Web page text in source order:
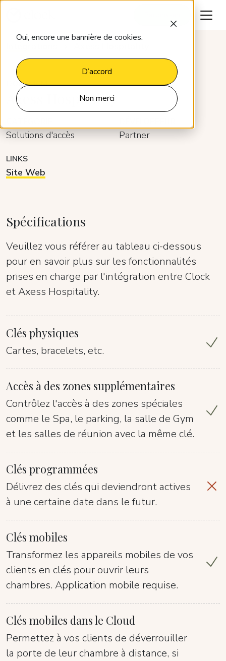
Oui, encore une bannière de cookies.
D’accord
Non merci
DOM-MCM
Axess Hospitality
Solutions d'accès Partner
LINKS
Site Web
Spécifications
Veuillez vous référer au tableau ci-dessous
pour en savoir plus sur les fonctionnalités
prises en charge par l'intégration entre Clock
et Axess Hospitality.
Clés physiques
Cartes, bracelets, etc.
Accès à des zones supplémentaires
Contrôlez l'accès à des zones spéciales
comme le Spa, le parking, la salle de Gym
et les salles de réunion avec la même clé.
Clés programmées
Délivrez des clés qui deviendront actives
à une certaine date dans le futur.
Clés mobiles
Transformez les appareils mobiles de vos
clients en clés pour ouvrir leurs
chambres. Application mobile requise.
Clés mobiles dans le Cloud
Permettez à vos clients de déverrouiller
la porte de leur chambre à distance, si